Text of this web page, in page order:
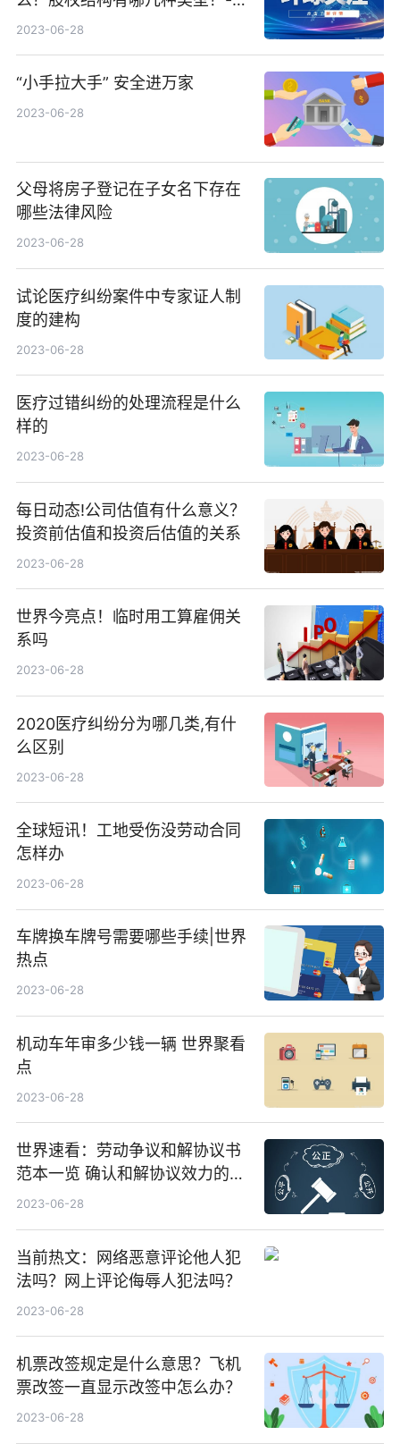
球观速讯
2023-06-28
“小手拉大手” 安全进万家
2023-06-28
父母将房子登记在子女名下存在
哪些法律风险
2023-06-28
试论医疗纠纷案件中专家证人制
度的建构
2023-06-28
医疗过错纠纷的处理流程是什么
样的
2023-06-28
每日动态!公司估值有什么意义？
投资前估值和投资后估值的关系
2023-06-28
世界今亮点！临时用工算雇佣关
系吗
2023-06-28
2020医疗纠纷分为哪几类,有什
么区别
2023-06-28
全球短讯！工地受伤没劳动合同
怎样办
2023-06-28
车牌换车牌号需要哪些手续|世界
热点
2023-06-28
机动车年审多少钱一辆 世界聚看
点
2023-06-28
世界速看：劳动争议和解协议书
范本一览 确认和解协议效力的条
件有哪些
2023-06-28
当前热文：网络恶意评论他人犯
法吗？网上评论侮辱人犯法吗？
2023-06-28
机票改签规定是什么意思？飞机
票改签一直显示改签中怎么办？
2023-06-28